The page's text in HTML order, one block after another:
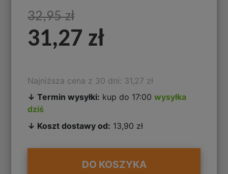
32,95 zł
31,27 zł
Najniższa cena z 30 dni: 31,27 zł
↓ Termin wysyłki: kup do 17:00wysyłka
dziś
↓ Koszt dostawy od: 13,90 zł
DO KOSZYKA